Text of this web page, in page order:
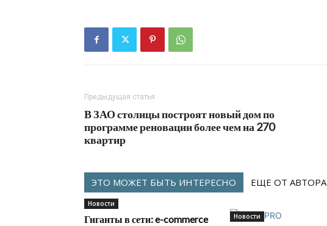
Предыдущая статья
В ЗАО столицы построят новый дом по
программе реновации более чем на 270
квартир
ЭТО МОЖЕТ БЫТЬ ИНТЕРЕСНО ЕЩЕ ОТ АВТОРА
Новости
Гиганты в сети: e-commerce Новости